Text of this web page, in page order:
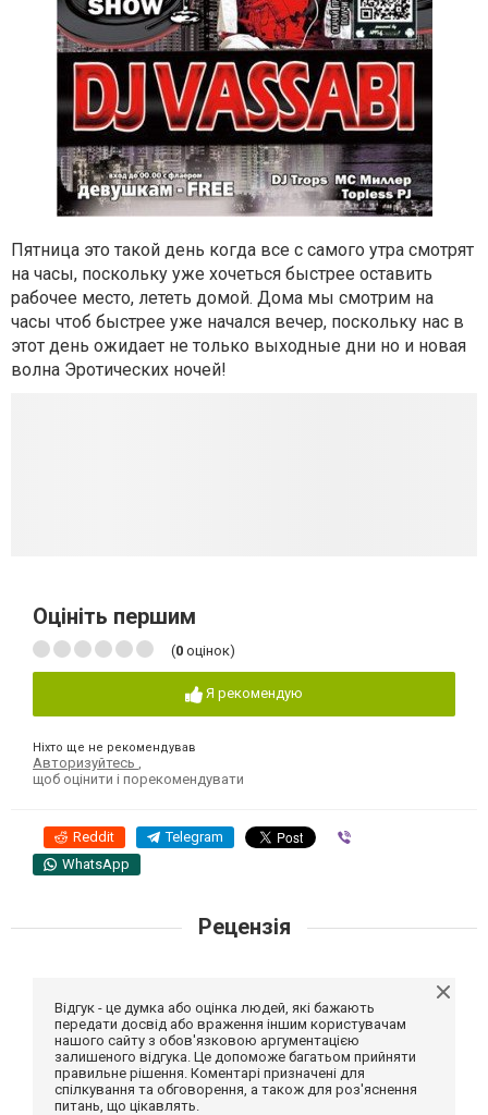
Пятница это такой день когда все с самого утра смотрят
на часы, поскольку уже хочеться быстрее оставить
рабочее место, лететь домой. Дома мы смотрим на
часы чтоб быстрее уже начался вечер, поскольку нас в
этот день ожидает не только выходные дни но и новая
волна Эротических ночей!
Оцініть першим
(0 оцінок)
Я рекомендую
Ніхто ще не рекомендував
Авторизуйтесь
щоб оцінити і порекомендувати
Reddit Telegram
WhatsApp
Рецензія
Відгук - це думка або оцінка людей, які бажають
передати досвід або враження іншим користувачам
нашого сайту з обов'язковою аргументацією
залишеного відгука. Це допоможе багатьом прийняти
правильне рішення. Коментарі призначені для
спілкування та обговорення, а також для роз'яснення
питань, що цікавлять.